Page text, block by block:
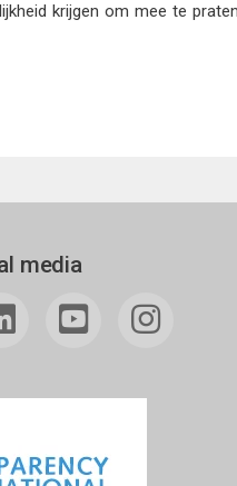
krijgen om mee te
media